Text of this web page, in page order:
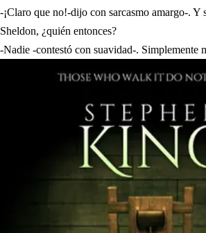
-¡Claro que no!-dijo con sarcasmo amargo-. Y
Sheldon, ¿quién entonces?
-Nadie -contestó con suavidad-. Simplemente